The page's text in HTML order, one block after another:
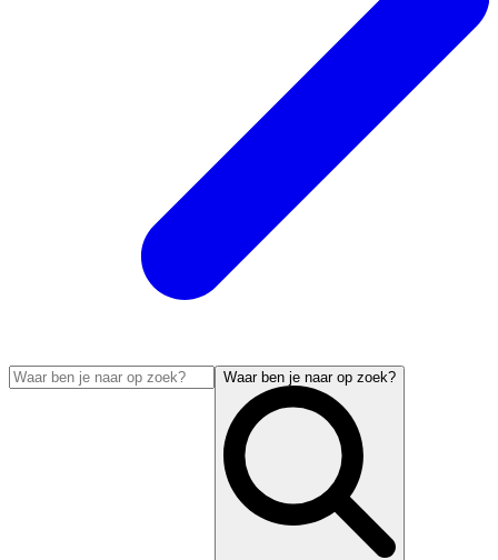
Waar ben je naar op zoek?